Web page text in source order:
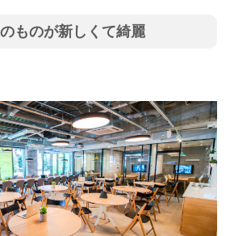
ものが新しくて綺麗